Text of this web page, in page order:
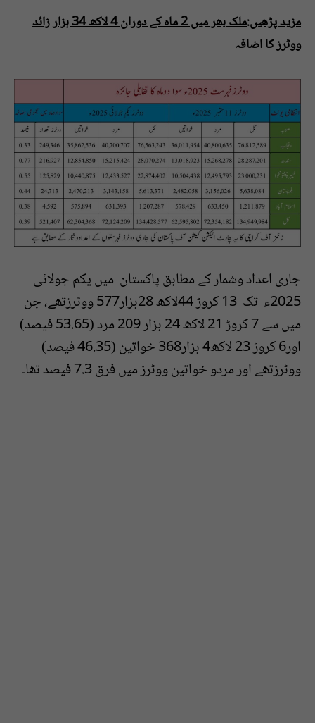
مزید پڑھیں:ملک بھر میں 2 ماہ کے دوران 4 لاکھ 34 ہزار زائد
ووٹرز کا اضافہ
جاری اعداد وشمار کے مطابق پاکستان میں یکم جولائی
2025ء تک 13 کروڑ 44لاکھ 28ہزار577 ووٹرزتھے، جن
میں سے 7 کروڑ 21 لاکھ 24 ہزار 209 مرد (53.65 فیصد)
اور6 کروڑ 23 لاکھ4 ہزار368 خواتین (46.35 فیصد)
ووٹرزتھے اور مردو خواتین ووٹرز میں فرق 7.3 فیصد تھا۔